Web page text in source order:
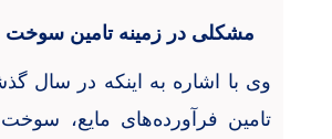
مشکلی در زمینه تامین سوخت
وی با اشاره به اینکه در سال
تامین فرآورده‌های مایع، سوخت